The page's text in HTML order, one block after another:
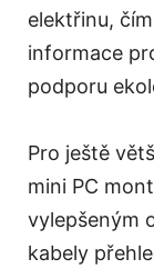
elektřinu,
informace
podporu
Pro ještě
mini PC
vylepšeným
kabely